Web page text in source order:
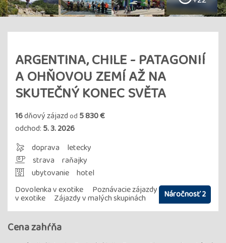
ARGENTINA, CHILE - PATAGONIÍ
A OHŇOVOU ZEMÍ AŽ NA
SKUTEČNÝ KONEC SVĚTA
16dňový zájazd od 5 830 €
odchod: 5. 3. 2026
doprava
letecky
strava
raňajky
ubytovanie hotel
Dovolenka v exotike
Poznávacie zájazdy
v exotike Zájazdy v malých skupinách Náročnosť 2
Cena zahŕňa